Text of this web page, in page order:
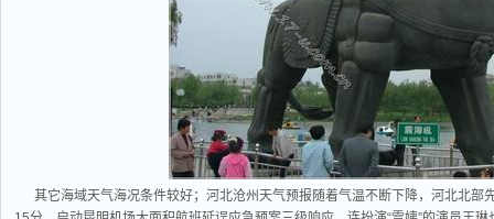
其它海域天气海况条件较好；河北沧州天气预报随着气温不断下降，河北北